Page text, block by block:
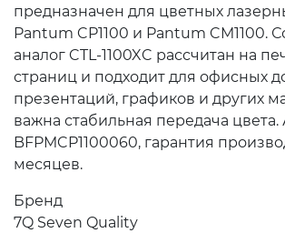
предназначен для цветных
Pantum CP1100 и Pantum CM1100.
аналог CTL-1100XC рассчитан на
страниц и подходит для офисных
презентаций, графиков и других
важна стабильная передача цвета.
BFPMCP1100060, гарантия
месяцев.
Бренд
7Q Seven Quality